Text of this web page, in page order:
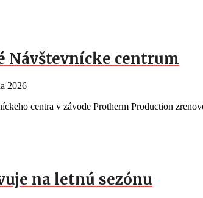
Návštevnícke centrum
2026
centra v závode Protherm Production
na letnú sezónu